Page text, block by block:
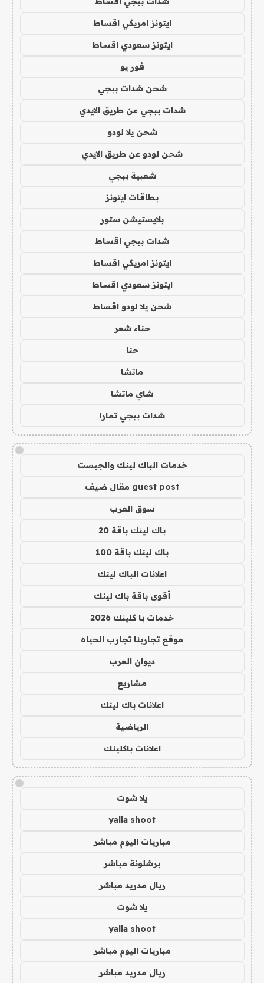
ايتونز امريكي اقساط
ايتونز سعودي اقساط
فور يو
شحن شدات ببجي
شدات ببجي عن طريق الايدي
شحن يلا لودو
شحن لودو عن طريق الايدي
شعبية ببجي
بطاقات ايتونز
بلايستيشن ستور
شدات ببجي اقساط
ايتونز امريكي اقساط
ايتونز سعودي اقساط
شحن يلا لودو اقساط
حناء شعر
حنا
ماتشا
شاي ماتشا
شدات ببجي تمارا
!
خدمات الباك لينك والجيست
guest post مقال ضيف
سوق العرب
باك لينك باقة 20
باك لينك باقة 100
اعلانات الباك لينك
أقوى باقة باك لينك
خدمات با كلينك 2026
موقع تجاربنا تجارب الحياه
ديوان العرب
مشاريع
اعلانات باك لينك
الرياضية
اعلانات باكلينك
!
يلا شوت
yalla shoot
مباريات اليوم مباشر
برشلونة مباشر
ريال مدريد مباشر
يلا شوت
yalla shoot
مباريات اليوم مباشر
ريال مدريد مباشر